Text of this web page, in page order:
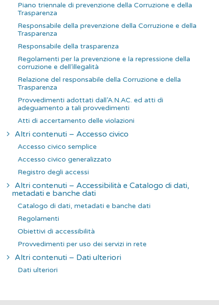
Piano triennale di prevenzione della Corruzione e della
Trasparenza
Responsabile della prevenzione della Corruzione e della
Trasparenza
Responsabile della trasparenza
Regolamenti per la prevenzione e la repressione della
corruzione e dell’illegalità
Relazione del responsabile della Corruzione e della
Trasparenza
Provvedimenti adottati dall’A.N.AC. ed atti di
adeguamento a tali provvedimenti
Atti di accertamento delle violazioni
Altri contenuti – Accesso civico
Accesso civico semplice
Accesso civico generalizzato
Registro degli accessi
Altri contenuti – Accessibilità e Catalogo di dati,
metadati e banche dati
Catalogo di dati, metadati e banche dati
Regolamenti
Obiettivi di accessibilità
Provvedimenti per uso dei servizi in rete
Altri contenuti – Dati ulteriori
Dati ulteriori